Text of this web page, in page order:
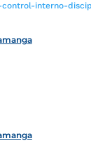
interno-